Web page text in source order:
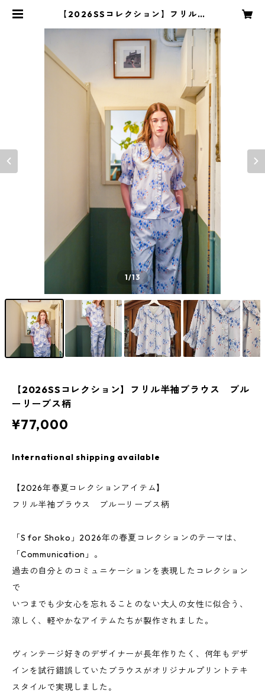
【2026SSコレクション】フリル半
1/13
【2026SSコレクション】フリル半袖ブラウス ブル
ーリーブス柄
¥77,000
International shipping available
【2026年春夏コレクションアイテム】
フリル半袖ブラウス ブルーリーブス柄
「S for Shoko」2026年の春夏コレクションのテーマは、
「Communication」。
過去の自分とのコミュニケーションを表現したコレクション
で
いつまでも少女心を忘れることのない大人の女性に似合う、
涼しく、軽やかなアイテムたちが製作されました。
ヴィンテージ好きのデザイナーが長年作りたく、何年もデザ
インを試行錯誤していたブラウスがオリジナルプリントテキ
スタイルで実現しました｡